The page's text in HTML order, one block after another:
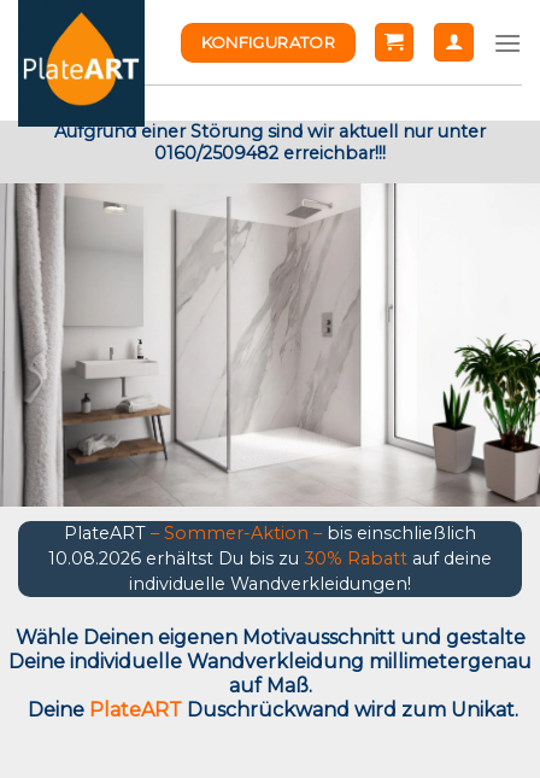
content
KONFIGURATOR
Aufgrund einer Störung sind wir aktuell nur unter
0160/2509482 erreichbar!!!
PlateART – Sommer-Aktion – bis einschließlich
10.08.2026 erhältst Du bis zu 30% Rabatt auf deine
individuelle Wandverkleidungen!
Wähle Deinen eigenen Motivausschnitt und gestalte
Deine individuelle Wandverkleidung millimetergenau
auf Maß.
Deine PlateARTDuschrückwand wird zum Unikat.